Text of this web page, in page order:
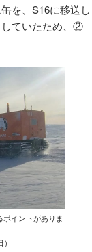
を、 S16に移送し
していたため、②
イントがありま